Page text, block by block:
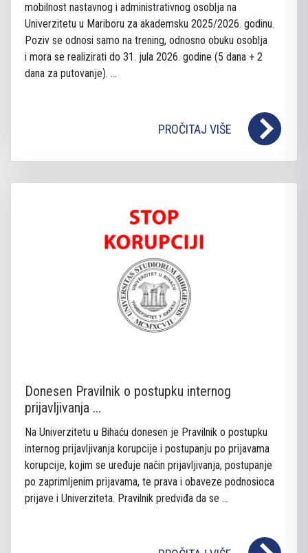
mobilnost nastavnog i administrativnog osoblja na
Univerzitetu u Mariboru za akademsku 2025/2026. godinu.
Poziv se odnosi samo na trening, odnosno obuku osoblja
i mora se realizirati do 31. jula 2026. godine (5 dana + 2
dana za putovanje). ...
PROČITAJ VIŠE
Donesen Pravilnik o postupku internog
prijavljivanja ...
Na Univerzitetu u Bihaću donesen je Pravilnik o postupku
internog prijavljivanja korupcije i postupanju po prijavama
korupcije, kojim se uređuje način prijavljivanja, postupanje
po zaprimljenim prijavama, te prava i obaveze podnosioca
prijave i Univerziteta. Pravilnik predviđa da se ...